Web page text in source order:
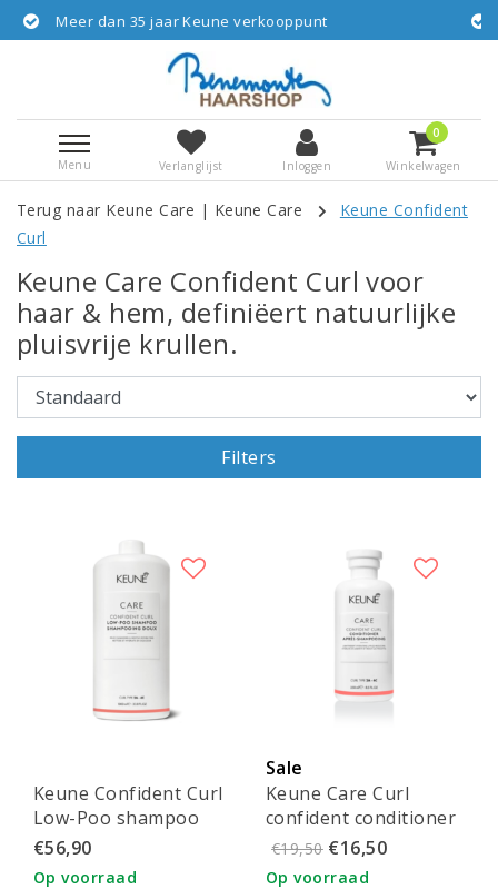
verkooppunt Gratis verzending vanaf €
Menu Verlanglijst Inloggen
0
Winkelwagen
Terug naar Keune Care | Keune Care
Keune Confident
Curl
Keune Care Confident Curl voor
haar & hem, definiëert natuurlijke
pluisvrije krullen.
Filters
Keune Confident Curl
Low-Poo shampoo
€56,90
Op voorraad
Sale
Keune Care Curl
confident conditioner
250 ml
€19,50 €16,50
Op voorraad